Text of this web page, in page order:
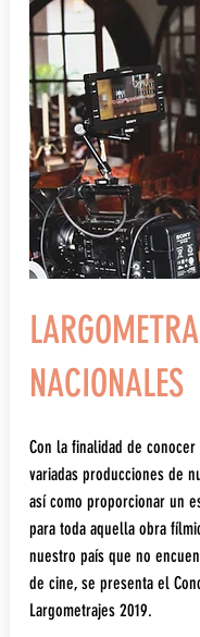
NACIONALES
Con la finalidad de
variadas producciones de
así como proporcionar un
para toda aquella obra
nuestro país que no
de cine, se presenta el
Largometrajes 2019.